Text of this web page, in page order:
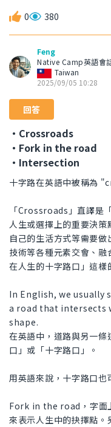
0 380
Feng
Native Camp英語會
Taiwan
2025/09/05 10:28
回答
・Crossroads
・Fork in the road
・Intersection
十字路在英語中被稱為
「Crossroads」直譯是
人生或選擇上的重要決
自己的生活方式等需要做
技術等各種元素交會、
在人生的十字路口」這樣
In English, we usually
a road that intersects
shape.
在英語中，道路與另一
口」或「十字路口」。
用英語來說，十字路口
Fork in the road，字面
來表示人生中的抉擇點